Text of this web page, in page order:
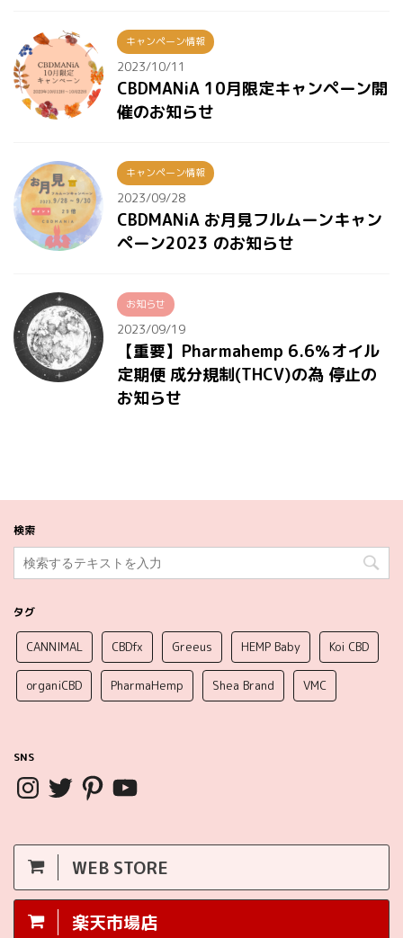
キャンペーン情報
2023/10/11
CBDMANiA 10月限定キャンペーン開
催のお知らせ
キャンペーン情報
2023/09/28
CBDMANiA お月見フルムーンキャン
ペーン2023 のお知らせ
お知らせ
2023/09/19
【重要】Pharmahemp 6.6％オイル
定期便 成分規制(THCV)の為 停止の
お知らせ
検索
タグ
CANNIMAL CBDfx Greeus HEMP Baby Koi CBD
organiCBD PharmaHemp Shea Brand VMC
SNS
WEB STORE
楽天市場店